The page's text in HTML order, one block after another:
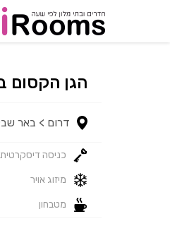
הגן הקסום
דרום > באר
כניסה דיסקרטית
מיזוג אויר
מטבחון